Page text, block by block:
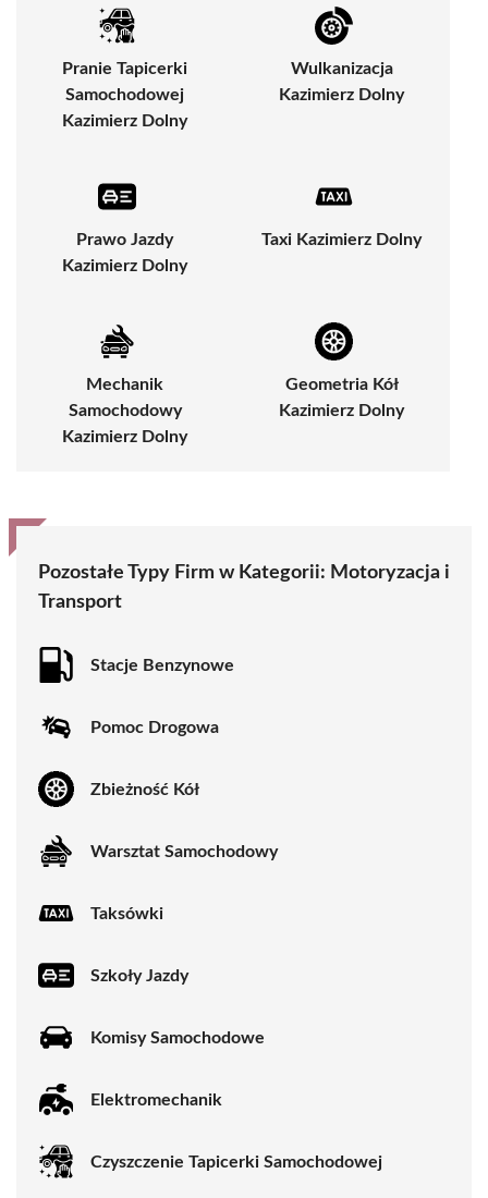
Pranie Tapicerki
Samochodowej
Kazimierz Dolny
Wulkanizacja
Kazimierz Dolny
Prawo Jazdy
Kazimierz Dolny
Taxi Kazimierz Dolny
Mechanik
Samochodowy
Kazimierz Dolny
Geometria Kół
Kazimierz Dolny
Pozostałe Typy Firm w Kategorii: Motoryzacja i
Transport
Stacje Benzynowe
Pomoc Drogowa
Zbieżność Kół
Warsztat Samochodowy
Taksówki
Szkoły Jazdy
Komisy Samochodowe
Elektromechanik
Czyszczenie Tapicerki Samochodowej